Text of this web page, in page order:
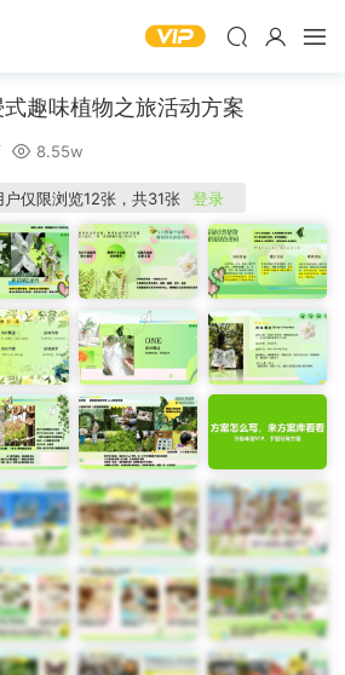
趣味植物之旅活动方案
8.55w
户仅限浏览12张，共31张 登录